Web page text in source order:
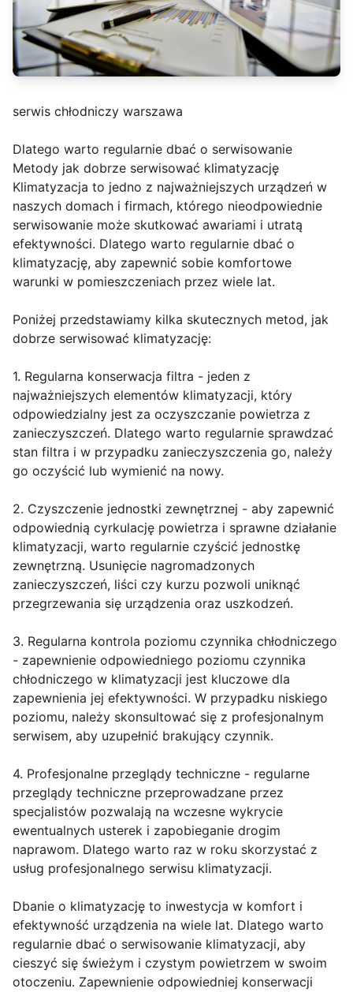
serwis chłodniczy warszawa
Dlatego warto regularnie dbać o serwisowanie
Metody jak dobrze serwisować klimatyzację
Klimatyzacja to jedno z najważniejszych urządzeń w
naszych domach i firmach, którego nieodpowiednie
serwisowanie może skutkować awariami i utratą
efektywności. Dlatego warto regularnie dbać o
klimatyzację, aby zapewnić sobie komfortowe
warunki w pomieszczeniach przez wiele lat.
Poniżej przedstawiamy kilka skutecznych metod, jak
dobrze serwisować klimatyzację:
1. Regularna konserwacja filtra - jeden z
najważniejszych elementów klimatyzacji, który
odpowiedzialny jest za oczyszczanie powietrza z
zanieczyszczeń. Dlatego warto regularnie sprawdzać
stan filtra i w przypadku zanieczyszczenia go, należy
go oczyścić lub wymienić na nowy.
2. Czyszczenie jednostki zewnętrznej - aby zapewnić
odpowiednią cyrkulację powietrza i sprawne działanie
klimatyzacji, warto regularnie czyścić jednostkę
zewnętrzną. Usunięcie nagromadzonych
zanieczyszczeń, liści czy kurzu pozwoli uniknąć
przegrzewania się urządzenia oraz uszkodzeń.
3. Regularna kontrola poziomu czynnika chłodniczego
- zapewnienie odpowiedniego poziomu czynnika
chłodniczego w klimatyzacji jest kluczowe dla
zapewnienia jej efektywności. W przypadku niskiego
poziomu, należy skonsultować się z profesjonalnym
serwisem, aby uzupełnić brakujący czynnik.
4. Profesjonalne przeglądy techniczne - regularne
przeglądy techniczne przeprowadzane przez
specjalistów pozwalają na wczesne wykrycie
ewentualnych usterek i zapobieganie drogim
naprawom. Dlatego warto raz w roku skorzystać z
usług profesjonalnego serwisu klimatyzacji.
Dbanie o klimatyzację to inwestycja w komfort i
efektywność urządzenia na wiele lat. Dlatego warto
regularnie dbać o serwisowanie klimatyzacji, aby
cieszyć się świeżym i czystym powietrzem w swoim
otoczeniu. Zapewnienie odpowiedniej konserwacji